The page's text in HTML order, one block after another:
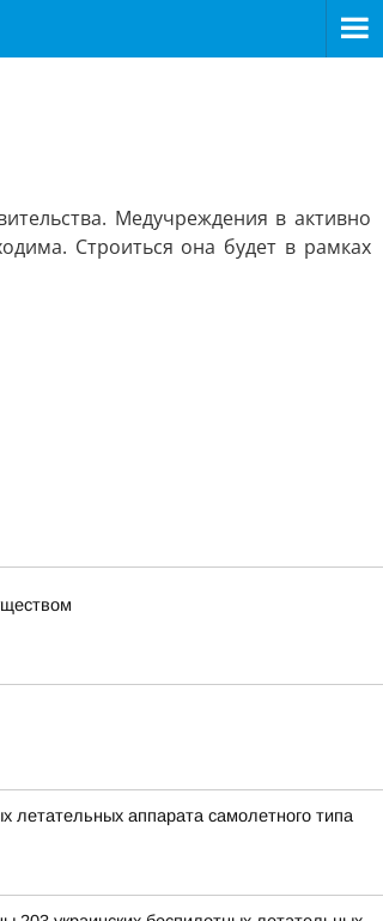
Медучреждения в активно
Строиться она будет в рамках
летательных аппарата самолетного типа